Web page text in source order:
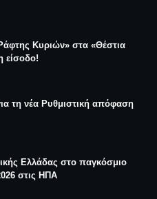
Κυριών» στα «Θέστια
είσοδο!
τη νέα Ρυθμιστική απόφαση
Ελλάδας στο παγκόσμιο
στις ΗΠΑ